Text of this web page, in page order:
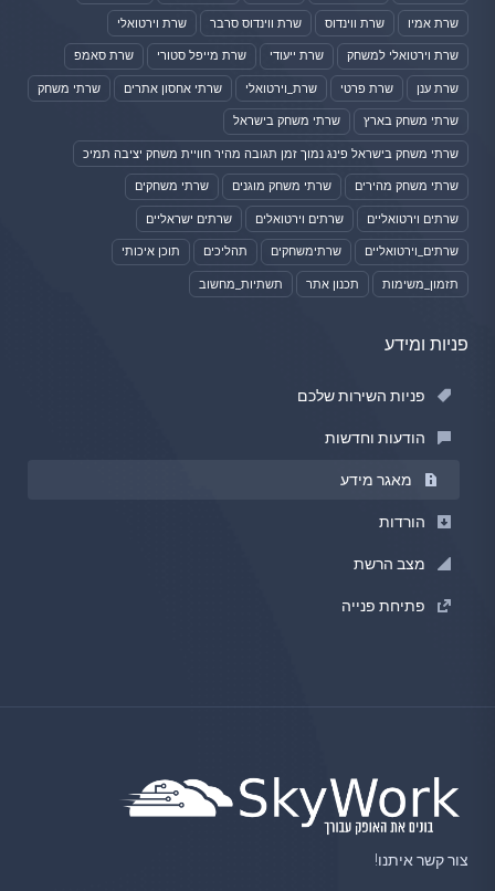
שרת אמיו שרת ווינדוס שרת ווינדוס סרבר שרת וירטואלי
שרת וירטואלי למשחק שרת ייעודי שרת מייפל סטורי שרת סאמפ
שרת ענן שרת פרטי שרת_וירטואלי שרתי אחסון אתרים שרתי משחק
שרתי משחק בארץ שרתי משחק בישראל
שרתי משחק בישראל פינג נמוך זמן תגובה מהיר חוויית משחק יציבה תמיכ
שרתי משחק מהירים שרתי משחק מוגנים שרתי משחקים
שרתים וירטואליים שרתים וירטואלים שרתים ישראליים
שרתים_וירטואליים שרתימשחקים תהליכים תוכן איכותי
תזמון_משימות תכנון אתר תשתיות_מחשוב
פניות ומידע
פניות השירות שלכם
הודעות וחדשות
מאגר מידע
הורדות
מצב הרשת
פתיחת פנייה
צור קשר איתנו!